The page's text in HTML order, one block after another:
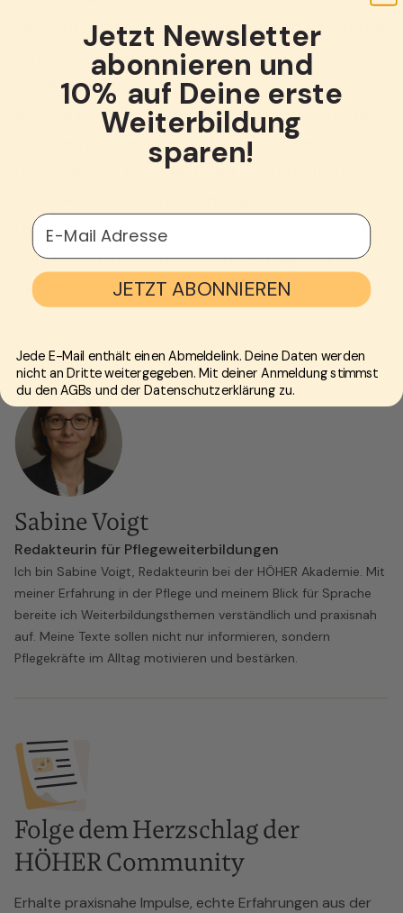
Ressourcen und Ihrem individuellen Rhythmus
entsprechen muss.
Finden Sie heraus,
welche Lernstrategien und welcher Lernstil
zu Ihnen passen. Versuchen Sie, Ihren
persönlichen Lernstil daran auszurichten.
Handlungskompetenz und Ihren Erfolg. Und
vergessen Sie nicht, sich für Erfolge zu
belohnen.
Sabine Voigt
Redakteurin für Pflegeweiterbildungen
Ich bin Sabine Voigt, Redakteurin bei der HÖHER Akademie. Mit
meiner Erfahrung in der Pflege und meinem Blick für Sprache
bereite ich Weiterbildungsthemen verständlich und praxisnah
auf. Meine Texte sollen nicht nur informieren, sondern
Pflegekräfte im Alltag motivieren und bestärken.
Folge dem Herzschlag der
HÖHER Community
Erhalte praxisnahe Impulse, echte Erfahrungen aus der
Jetzt Newsletter
abonnieren und
10% auf Deine erste
Weiterbildung
sparen!
E-Mail Adresse
JETZT ABONNIEREN
Jede E-Mail enthält einen Abmeldelink. Deine Daten werden
nicht an Dritte weitergegeben. Mit deiner Anmeldung stimmst
du den AGBs und der Datenschutzerklärung zu.